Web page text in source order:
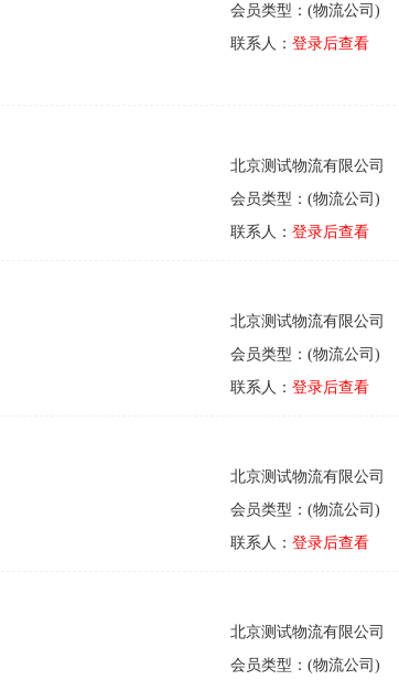
会员类型：(物流公司)
联系人： 登录后查看
北京测试物流有限公司
会员类型：(物流公司)
联系人： 登录后查看
北京测试物流有限公司
会员类型：(物流公司)
联系人： 登录后查看
北京测试物流有限公司
会员类型：(物流公司)
联系人： 登录后查看
北京测试物流有限公司
会员类型：(物流公司)